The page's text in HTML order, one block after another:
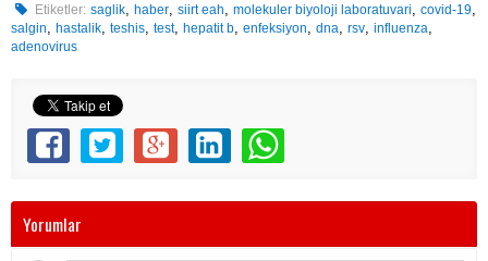
Etiketler: saglik,haber,siirt eah,molekuler biyoloji laboratuvari,covid-19,
salgin, hastalik, teshis, test, hepatit b, enfeksiyon, dna, rsv, influenza,
adenovirus
Yorumlar